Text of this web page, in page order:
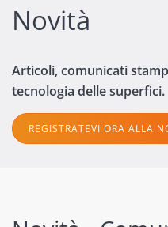
Novità
Articoli, comunicati
tecnologia delle superfici.
REGISTRATEVI ORA ALLA